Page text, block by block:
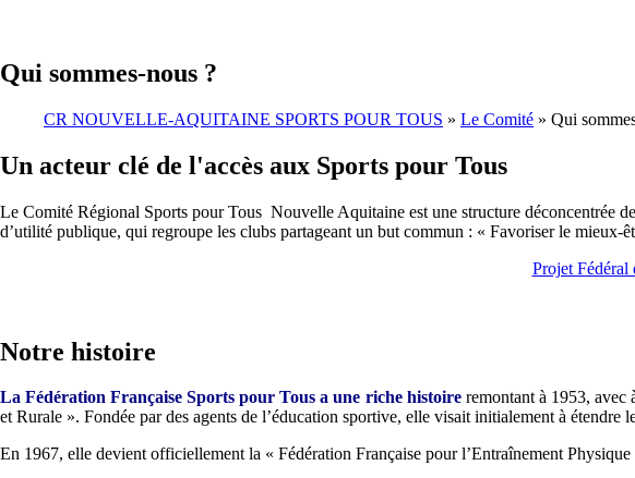
Qui sommes-nous ?
CR NOUVELLE-AQUITAINE SPORTS POUR TOUS » Le Comité » Qui
Un acteur clé de l'accès aux Sports pour Tous
Le Comité Régional Sports pour Tous Nouvelle Aquitaine est une structure déconcentrée
d’utilité publique, qui regroupe les clubs partageant un but commun : « Favoriser le mieux-
Projet Fédéral
Notre histoire
La Fédération Française Sports pour Tous a une riche histoireremontant à 1953, avec
et Rurale ». Fondée par des agents de l’éducation sportive, elle visait initialement à
En 1967, elle devient officiellement la « Fédération Française pour l’Entraînement